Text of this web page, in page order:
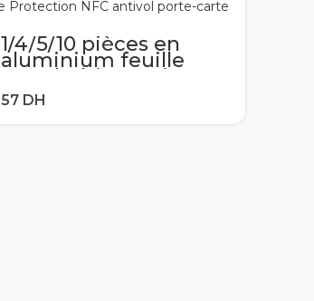
1/4/5/10 pièces en
aluminium feuille
RFID boîtier anti-
degauss porte-carte
Protection jeu de